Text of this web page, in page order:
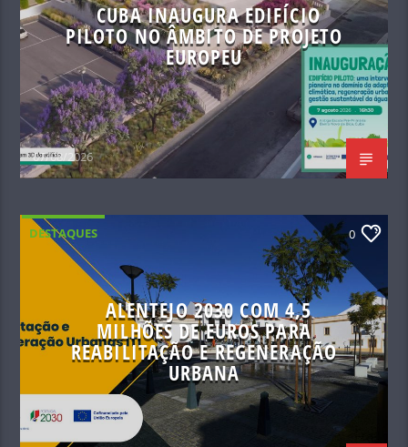
CUBA INAUGURA EDIFÍCIO
PILOTO NO ÂMBITO DE PROJETO
EUROPEU
07/08/2026
DESTAQUES 0
ALENTEJO 2030 COM 4,5
MILHÕES DE EUROS PARA
REABILITAÇÃO E REGENERAÇÃO
URBANA